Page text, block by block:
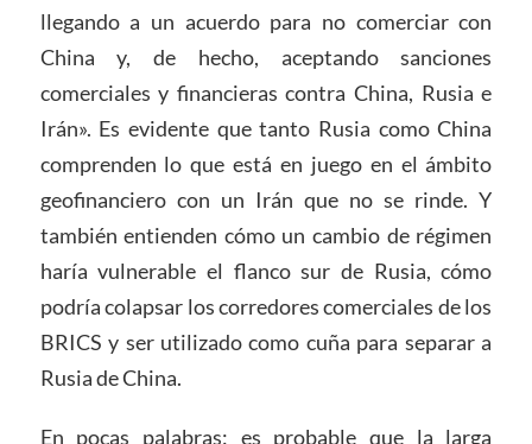
llegando a un acuerdo para no comerciar con
China y, de hecho, aceptando sanciones
comerciales y financieras contra China, Rusia e
Irán». Es evidente que tanto Rusia como China
comprenden lo que está en juego en el ámbito
geofinanciero con un Irán que no se rinde. Y
también entienden cómo un cambio de régimen
haría vulnerable el flanco sur de Rusia, cómo
podría colapsar los corredores comerciales de los
BRICS y ser utilizado como cuña para separar a
Rusia de China.
En pocas palabras: es probable que la larga